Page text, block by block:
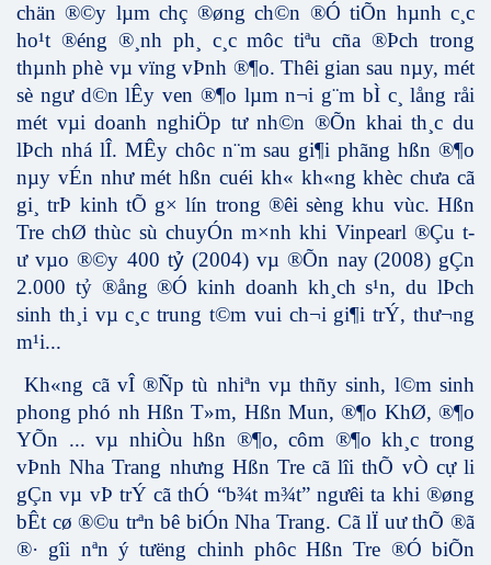
chän ®©y lµm chç ®øng ch©n ®Ó tiÕn hµnh c¸c
ho¹t ®éng ®¸nh ph¸ c¸c môc tiªu cña ®Þch trong
thµnh phè vµ vïng vÞnh ®¶o. Thêi gian sau nµy, mét
sè ng­ư d©n lÊy ven ®¶o lµm n¬i g¨m bÌ c¸ lång råi
mét vµi doanh nghiÖp tư­ nh©n ®Õn khai th¸c du
lÞch nhá lÎ. MÊy chôc n¨m sau gi¶i phãng hßn ®¶o
nµy vÉn như mét hßn cuéi kh« kh«ng khèc ch­ưa cã
gi¸ trÞ kinh tÕ g× lín trong ®êi sèng khu vùc. Hßn
Tre chØ thùc sù chuyÓn m×nh khi Vinpearl ®Çu t­
ư vµo ®©y 400 tỷ(2004) vµ ®Õn nay (2008)gÇn
2.000 tỷ®ång ®Ó kinh doanh kh¸ch s¹n, du lÞch
sinh th¸i vµ c¸c trung t©m vui ch¬i gi¶i trÝ, thư­¬ng
m¹i...
Kh«ng cã vÎ ®Ñp tù nhiªn vµ thñy sinh, l©m sinh
phong phó nh­ Hßn T»m, Hßn Mun, ®¶o KhØ, ®¶o
YÕn ... vµ nhiÒu hßn ®¶o, côm ®¶o kh¸c trong
vÞnh Nha Trang nh­ưng Hßn Tre cã lîi thÕ vÒ cự li
gÇn vµ vÞ trÝ cã thÓ “b¾t m¾t” ng­ưêi ta khi ®øng
bÊt cø ®©u trªn bê biÓn Nha Trang. Cã lÏ ­uư thÕ ®ã
®· gîi nªn ý t­ưëng chinh phôc Hßn Tre ®Ó biÕn